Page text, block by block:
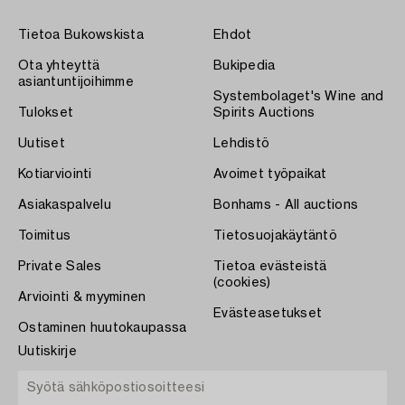
Tietoa Bukowskista
Ota yhteyttä
asiantuntijoihimme
Tulokset
Uutiset
Kotiarviointi
Asiakaspalvelu
Toimitus
Private Sales
Arviointi & myyminen
Ostaminen huutokaupassa
Ehdot
Bukipedia
Systembolaget's Wine and
Spirits Auctions
Lehdistö
Avoimet työpaikat
Bonhams - All auctions
Tietosuojakäytäntö
Tietoa evästeistä
(cookies)
Evästeasetukset
Uutiskirje